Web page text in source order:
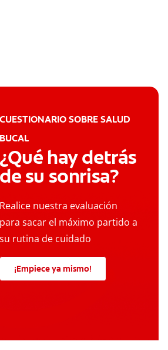
CUESTIONARIO SOBRE SALUD
BUCAL
¿Qué hay detrás
de su sonrisa?
Realice nuestra evaluación
para sacar el máximo partido a
su rutina de cuidado
¡Empiece ya mismo!